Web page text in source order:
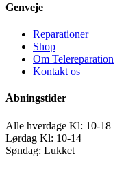
Genveje
Reparationer
Shop
Om Telereparation
Kontakt os
Åbningstider
Alle hverdage Kl: 10-18
Lørdag Kl: 10-14
Søndag: Lukket